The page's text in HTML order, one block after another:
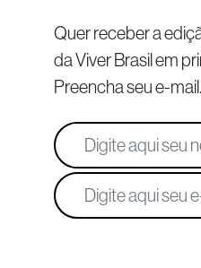
Quer receber a
da Viver Brasilem
Preencha seu e-mail.